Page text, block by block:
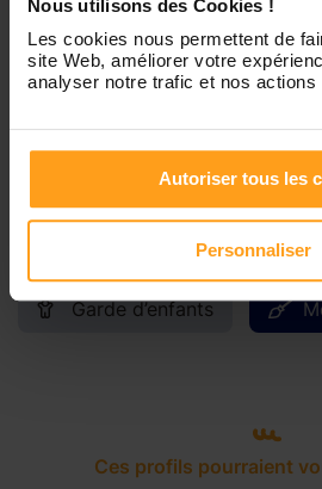
Nous utilisons des Cookies !
Les cookies nous permettent de
site Web, améliorer votre
analyser notre trafic et nos actions
Autoriser tous les
Personnaliser
Samedi
Services proposés
Garde d’enfants
Ces profils pourraient